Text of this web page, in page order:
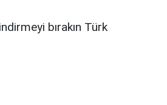
bırakın Türk